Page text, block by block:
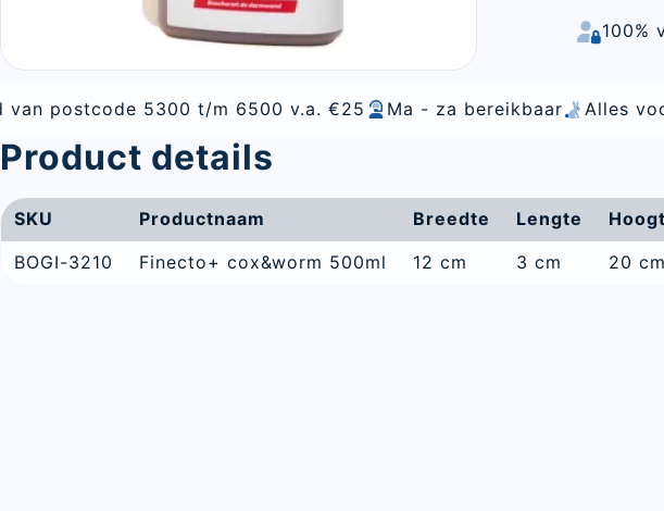
100%
5300 t/m 6500 v.a. €25 Ma - za bereikbaar Alles voor voeding,
Product details
SKU Productnaam Breedte Lengte
BOGI-3210
Finecto+ cox&worm 500ml 12 cm 3 cm 20 cm